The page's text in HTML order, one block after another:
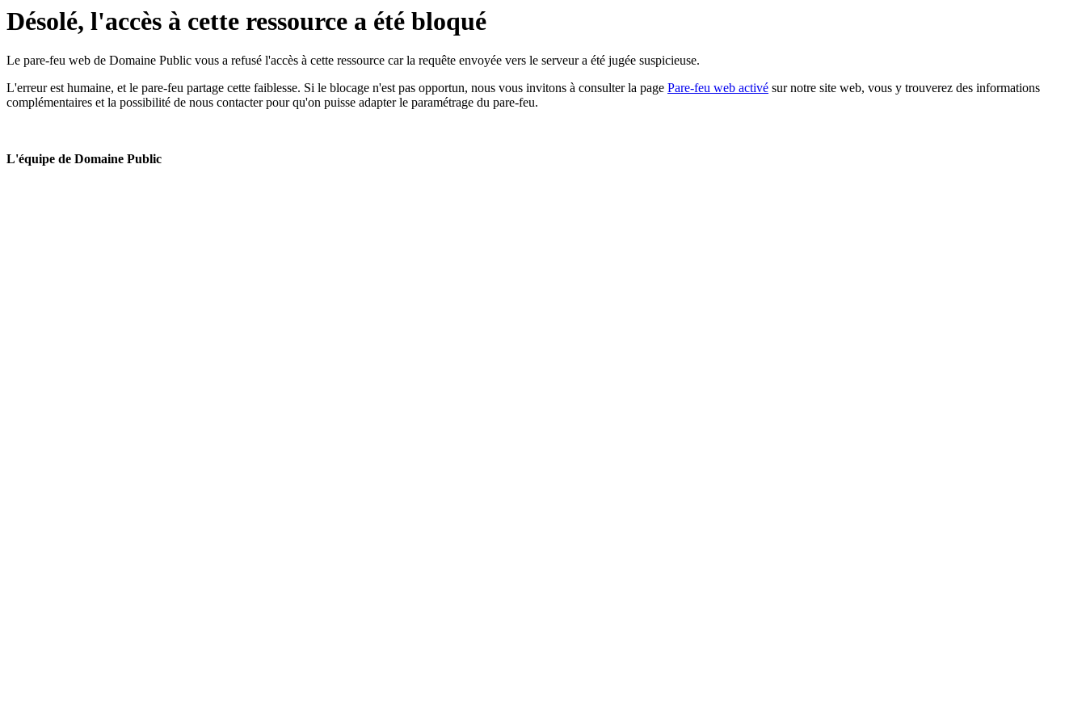
Désolé, l'accès à cette ressource a été bloqué
Le pare-feu web de Domaine Public vous a refusé l'accès à cette ressource car la requête envoyée vers le serveur a été jugée suspicieuse.
L'erreur est humaine, et le pare-feu partage cette faiblesse. Si le blocage n'est pas opportun, nous vous invitons à consulter la page Pare-feu web activé sur notre site web, vous y trouverez des informations
complémentaires et la possibilité de nous contacter pour qu'on puisse adapter le paramétrage du pare-feu.
L'équipe de Domaine Public